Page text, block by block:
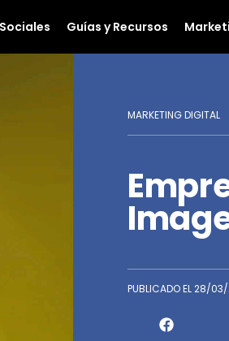
Guías y Recursos
MARKETING DIGITAL
PUBLICADO EL28/03/